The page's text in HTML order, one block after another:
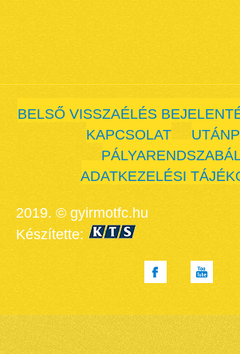
BELSŐ VISSZAÉLÉS
KAPCSOLAT
ADATKEZELÉSI
2019. © gyirmotfc.hu
Készítette: